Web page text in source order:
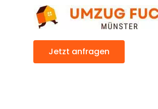
Jetzt anfragen